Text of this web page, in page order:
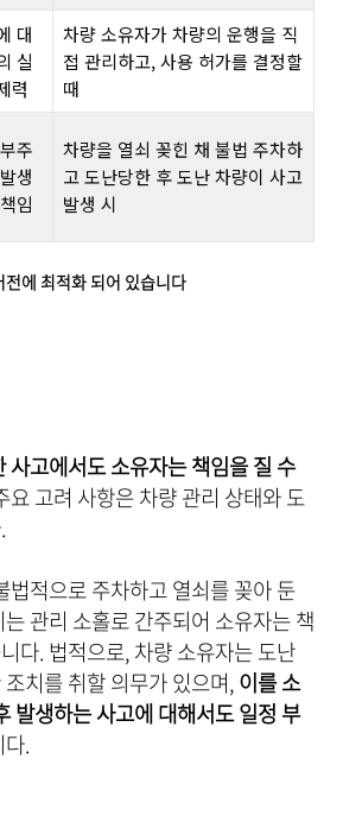
대
실
력
차량 소유자가 차량의 운행을 직
접 관리하고, 사용 허가를 결정할
때
주
생
임
차량을 열쇠 꽂힌 채 불법 주차하
고 도난당한 후 도난 차량이 사고
발생 시
전에 최적화 되어 있습니다
사고에서도 소유자는 책임을 질 수
요 고려 사항은 차량 관리 상태와 도
법적으로 주차하고 열쇠를 꽂아 둔
관리 소홀로 간주되어 소유자는 책
다. 법적으로, 차량 소유자는 도난
치를 취할 의무가 있으며,이를 소
발생하는 사고에 대해서도 일정 부
.